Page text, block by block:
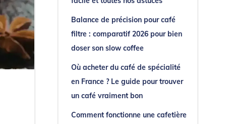
Balance de précision pour café
filtre : comparatif 2026 pour bien
doser son slow coffee
Où acheter du café de spécialité
en France ? Le guide pour trouver
un café vraiment bon
Comment fonctionne une cafetière